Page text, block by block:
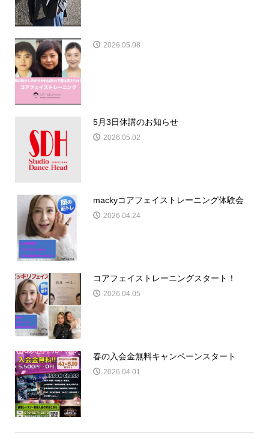
2026.05.08
5月3日休講のお知らせ
2026.05.02
mackyコアフェイストレーニング体験会
2026.04.24
コアフェイストレーニングスタート！
2026.04.05
春の入会金無料キャンペーンスタート
2026.04.01